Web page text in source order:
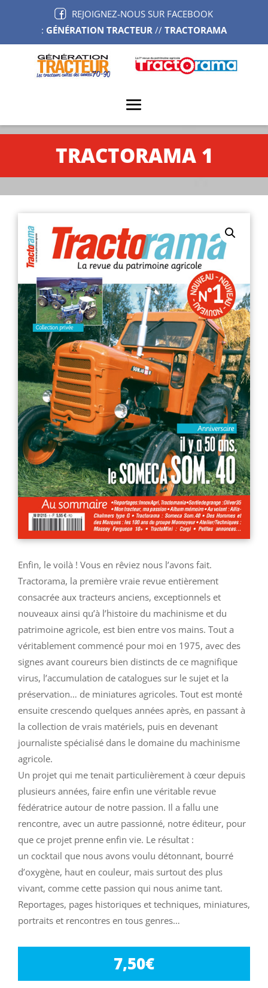
REJOIGNEZ-NOUS SUR FACEBOOK
: GÉNÉRATION TRACTEUR// TRACTORAMA
TRACTORAMA 1
Enfin, le voilà ! Vous en rêviez nous l’avons fait.
Tractorama, la première vraie revue entièrement
consacrée aux tracteurs anciens, exceptionnels et
nouveaux ainsi qu’à l’histoire du machinisme et du
patrimoine agricole, est bien entre vos mains. Tout a
véritablement commencé pour moi en 1975, avec des
signes avant coureurs bien distincts de ce magnifique
virus, l’accumulation de catalogues sur le sujet et la
préservation… de miniatures agricoles. Tout est monté
ensuite crescendo quelques années après, en passant à
la collection de vrais matériels, puis en devenant
journaliste spécialisé dans le domaine du machinisme
agricole.
Un projet qui me tenait particulièrement à cœur depuis
plusieurs années, faire enfin une véritable revue
fédératrice autour de notre passion. Il a fallu une
rencontre, avec un autre passionné, notre éditeur, pour
que ce projet prenne enfin vie. Le résultat :
un cocktail que nous avons voulu détonnant, bourré
d’oxygène, haut en couleur, mais surtout des plus
vivant, comme cette passion qui nous anime tant.
Reportages, pages historiques et techniques, miniatures,
portraits et rencontres en tous genres…
7,50€